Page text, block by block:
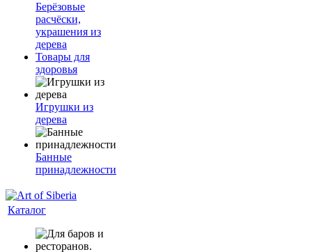
Берёзовые
расчёски,
украшения из
дерева
Товары для
здоровья
Игрушки из
дерева
Банные
принадлежности
Каталог